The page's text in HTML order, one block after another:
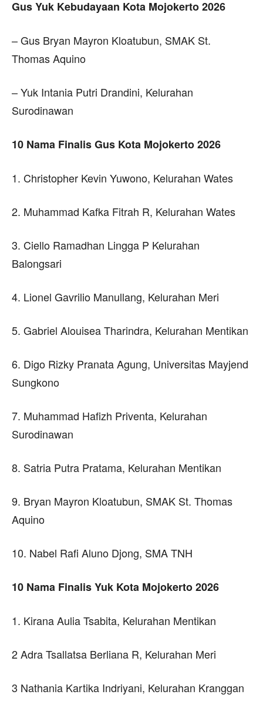
Gus Yuk Kebudayaan Kota Mojokerto 2026
– Gus Bryan Mayron Kloatubun, SMAK St.
Thomas Aquino
– Yuk Intania Putri Drandini, Kelurahan
Surodinawan
10 Nama Finalis Gus Kota Mojokerto 2026
1. Christopher Kevin Yuwono, Kelurahan Wates
2. Muhammad Kafka Fitrah R, Kelurahan Wates
3. Ciello Ramadhan Lingga P Kelurahan
Balongsari
4. Lionel Gavrilio Manullang, Kelurahan Meri
5. Gabriel Alouisea Tharindra, Kelurahan Mentikan
6. Digo Rizky Pranata Agung, Universitas Mayjend
Sungkono
7. Muhammad Hafizh Priventa, Kelurahan
Surodinawan
8. Satria Putra Pratama, Kelurahan Mentikan
9. Bryan Mayron Kloatubun, SMAK St. Thomas
Aquino
10. Nabel Rafi Aluno Djong, SMA TNH
10 Nama Finalis Yuk Kota Mojokerto 2026
1. Kirana Aulia Tsabita, Kelurahan Mentikan
2 Adra Tsallatsa Berliana R, Kelurahan Meri
3 Nathania Kartika Indriyani, Kelurahan Kranggan